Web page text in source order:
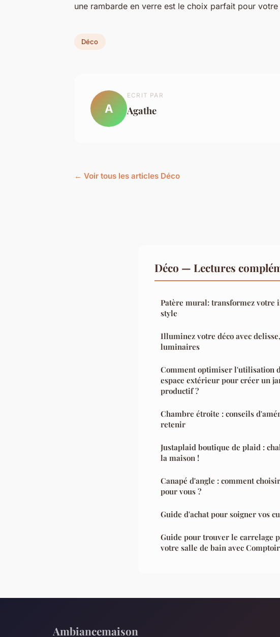
une rambarde en verre est le choix parfait pour
Déco
A
ECRIT PAR
Agathe
← Voir tous les articles Déco
Déco — Lectures
Patère mural: transformez votre
style
Illuminez votre déco avec
luminaires
Comment optimiser l'utilisation
espace extérieur pour créer un
productif ?
Chambre étroite : conseils
retenir
Justaplaid boutique de plaid :
la maison !
Canapé d'angle : comment
pour vous ?
Guide d'achat pour soigner vos
Guide pour trouver le carrelage
votre salle de bain avec
Ambiancemaison